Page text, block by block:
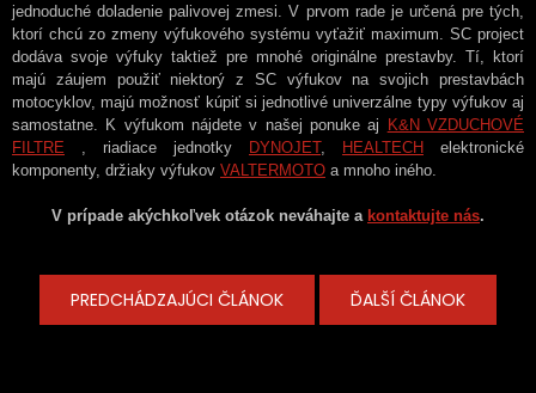
jednoduché doladenie palivovej zmesi. V prvom rade je určená pre tých,
ktorí chcú zo zmeny výfukového systému vyťažiť maximum. SC project
dodáva svoje výfuky taktiež pre mnohé originálne prestavby. Tí, ktorí
majú záujem použiť niektorý z SC výfukov na svojich prestavbách
motocyklov, majú možnosť kúpiť si jednotlivé univerzálne typy výfukov aj
samostatne. K výfukom nájdete v našej ponuke aj
K&N VZDUCHOVÉ
FILTRE , riadiace jednotky DYNOJET, HEALTECH
elektronické
komponenty, držiaky výfukov VALTERMOTO a mnoho iného.
V prípade akýchkoľvek otázok neváhajte a kontaktujte nás.
PREDCHÁDZAJÚCI ČLÁNOK ĎALŠÍ ČLÁNOK